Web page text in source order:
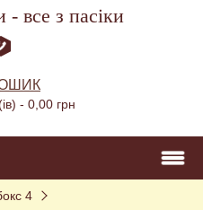
- все з пасіки
- 0,00 грн
4